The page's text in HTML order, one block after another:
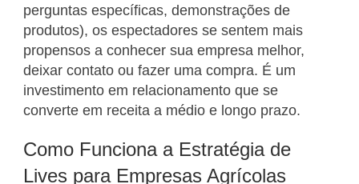
perguntas específicas, demonstrações de
produtos), os espectadores se sentem mais
propensos a conhecer sua empresa melhor,
deixar contato ou fazer uma compra. É um
investimento em relacionamento que se
converte em receita a médio e longo prazo.
Como Funciona a Estratégia de
Lives para Empresas Agrícolas